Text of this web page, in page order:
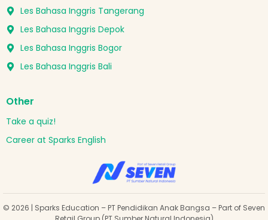
Les Bahasa Inggris Tangerang
Les Bahasa Inggris Depok
Les Bahasa Inggris Bogor
Les Bahasa Inggris Bali
Other
Take a quiz!
Career at Sparks English
© 2026 | Sparks Education – PT Pendidikan Anak Bangsa – Part of Seven